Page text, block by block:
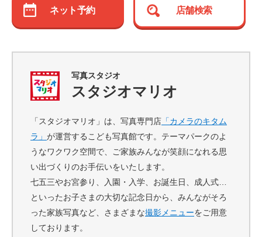
ネット予約 店舗検索
写真スタジオ
スタジオマリオ
「スタジオマリオ」は、写真専門店 「カメラのキタム
ラ」 が運営するこども写真館です。テーマパークのよ
うなワクワク空間で、ご家族みんなが笑顔になれる思
い出づくりのお手伝いをいたします。
七五三やお宮参り、入園・入学、お誕生日、成人式…
といったお子さまの大切な記念日から、みんながそろ
った家族写真など、さまざまな撮影メニューをご用意
しております。